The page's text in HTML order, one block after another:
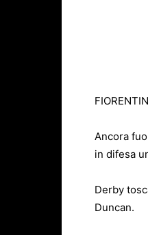
Ancora
in difesa
Derby
Duncan.